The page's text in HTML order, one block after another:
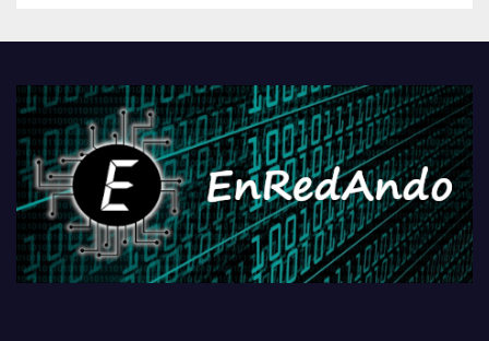
PlayStationeko bideojoko